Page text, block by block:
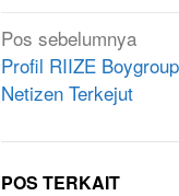
Navigasi
pos
Pos sebelumnya
Profil RIIZE
Netizen Terkejut
POS TERKAIT